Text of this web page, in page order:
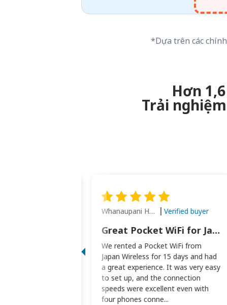
*Dựa trên các
Hơn
Trải
Whanaupani Henry Joseph Macown Verified buyer
Great Pocket WiFi for Japan Travel
We rented a Pocket WiFi from
Japan Wireless for 15 days and had
a great experience. It was very easy
to set up, and the connection
speeds were excellent even with
four phones conne...